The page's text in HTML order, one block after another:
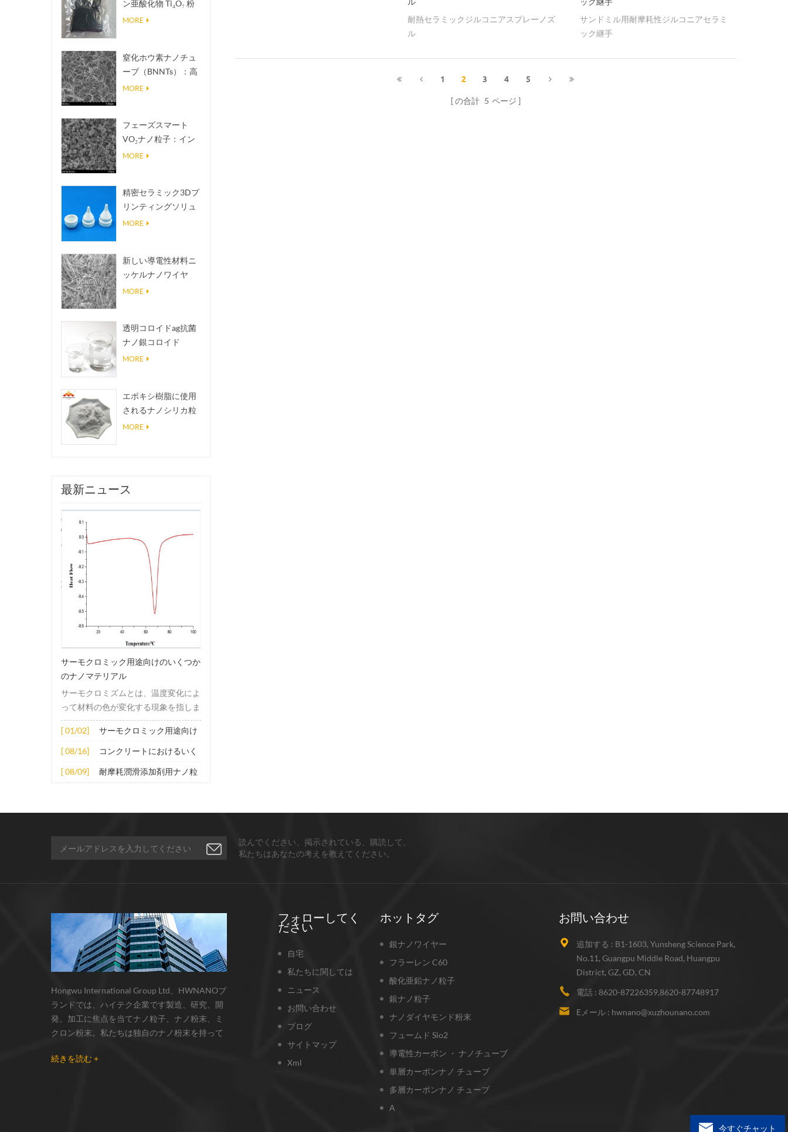
ン亜酸化物 Ti₄O₇ 粉
末
MORE
窒化ホウ素ナノチュ
ーブ（BNNTs）：高
熱伝導放熱フィラー
MORE
フェーズスマート
VO₂ナノ粒子：イン
テリジェントな熱応
MORE
精密セラミック3Dプ
リンティングソリュ
ーションは不可能な
MORE
新しい導電性材料ニ
ッケルナノワイヤ
NINWS
MORE
透明コロイドag抗菌
ナノ銀コロイド
MORE
エポキシ樹脂に使用
されるナノシリカ粒
子、超疎水性コーテ
MORE
最新ニュース
サーモクロミック用途向けのいくつか
のナノマテリアル
サーモクロミズムとは、温度変化によ
って材料の色が変化する現象を指しま
す。この変化は通常、材料の電子構造
または分子構造の変化によって引き起
こされます。その適用原理には主に次
ミック材料の分子は、加熱されると構
の変化は、分子間の相互作用を変更し
たり、配向や立体構造を変更したりす
ることなどによって実現できます。 2.
[ 01/02]
サーモクロミック用途向け
[ 08/16]
コンクリートにおけるいく
つかのナノ材料の拡張応用
[ 08/09]
耐摩耗潤滑添加剤用ナノ粒
ル
耐熱セラミックジルコニアスプレーノズ
ル
ック継手
サンドミル用耐摩耗性ジルコニアセラミ
ック継手
1 2 3 4 5
の合計 5 ページ
読んでください、掲示されている、購読して、
私たちはあなたの考えを教えてください。
フォローしてく
ださい
自宅
私たちに関しては
ニュース
お問い合わせ
ブログ
サイトマップ
Xml
ホットタグ
銀ナノワイヤー
フラーレン C60
酸化亜鉛ナノ粒子
銀ナノ粒子
ナノダイヤモンド粉末
フュームド Sio2
導電性カーボン ・ ナノチューブ
単層カーボンナノ チューブ
多層カーボンナノ チューブ
A
お問い合わせ
追加する : B1-1603, Yunsheng Science Park,
No.11, Guangpu Middle Road, Huangpu
District, GZ, GD, CN
電話 : 8620-87226359,8620-87748917
Eメール : hwnano@xuzhounano.com
Hongwu International Group Ltd、HWNANOブ
ランドでは、ハイテク企業です製造、研究、開
発、加工に焦点を当てナノ粒子、ナノ粉末、ミ
クロン粉末。私たちは独自のナノ粉末を持って
省にあり、主に 銀ナノ粒子 、 銅ナノ粒子 、 炭
続きを読む +
今すぐチャット